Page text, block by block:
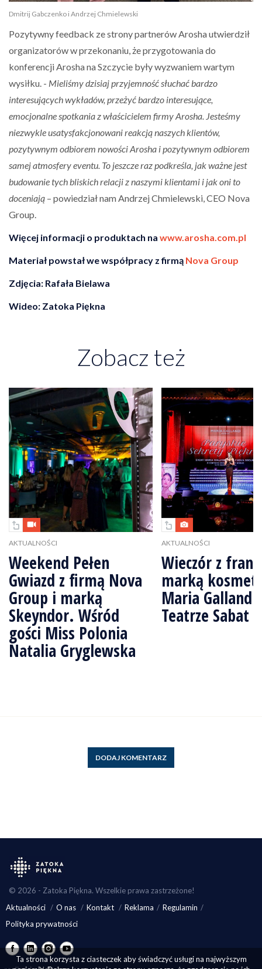
Dmitrij Gabczenko i Andrzej Chmielewski
Pozytywny feedback ze strony partnerów Arosha utwierdził
organizatorów w przekonaniu, że przygotowania do
konferencji Arosha na Szczycie były wyzwaniem wartym
wysiłku. - Mieliśmy dzisiaj przyjemność słuchać bardzo
interesujących wykładów, przeżyć bardzo interesujące,
emocjonalne spotkania z właścicielem firmy Arosha. Jesteśmy
niezwykle usatysfakcjonowani reakcją naszych klientów,
pozytywnym odbiorem nowości Arosha i pozytywnym odbiorem
samej atmosfery eventu. To jeszcze raz podkreśla, jak ważne jest
budowanie tych bliskich relacji z naszymi klientami i jak oni to
doceniają – powiedział nam Andrzej Chmielewski, CEO Nova
Group.
Więcej informacji o produktach na www.arosha.com.pl
Materiał powstał we współpracy z firmą Nova Group
Zdjęcia: Rafała Bielawa
Wideo: Zatoka Piękna
Zobacz też
AKTUALNOŚCI
Weekend Pełen
Gwiazd z firmą Nova
Group i marką
Skeyndor. Wśród
gości Miss Polonia
Natalia Gryglewska
AKTUALNOŚCI
Wieczór z
marką
Maria Galland
Teatrze Sabat
DODAJ KOMENTARZ
Ta strona korzysta z ciasteczek aby świadczyć usługi na najwyższym
© 2026 - Zatoka Piękna. Wszelkie prawa zastrzeżone!
Aktualności
O nas Kontakt Reklama
Regulamin
Polityka prywatności